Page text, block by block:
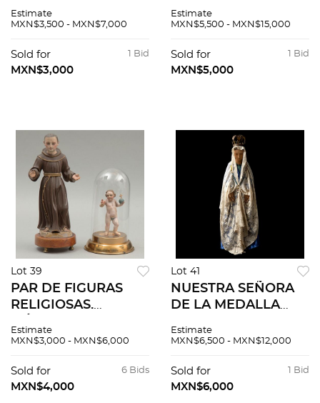
madera, detallado al
policromía;
enmarcado. 34 x 17.5
Estimate
MXN$3,500 - MXN$7,000
1 Bid
Sold for
MXN$3,000
VIRGEN CON EL
Ó/madera; camisas
de metal y esmalte,
Estimate
MXN$5,500 - MXN$15,000
1 Bid
Sold for
MXN$5,000
Lot 39
PAR DE FIGURAS
RELIGIOSAS.
JESÚS NIÑO CON
ANTONIO DE
PADUA. Talla en
Estimate
MXN$3,000 - MXN$6,000
6 Bids
Sold for
MXN$4,000
Lot 41
NUESTRA SEÑORA
DE LA MEDALLA
MÉXICO, CA 1900.
aplicaciones de
madera, decoración
Estimate
MXN$6,500 - MXN$12,000
1 Bid
Sold for
MXN$6,000